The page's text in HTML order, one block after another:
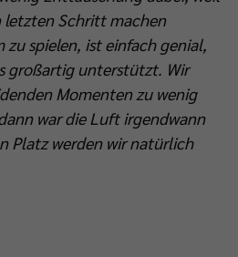
letzten Schritt machen
spielen, ist einfach genial,
großartig unterstützt. Wir
Momenten zu wenig
war die Luft irgendwann
Platz werden wir natürlich